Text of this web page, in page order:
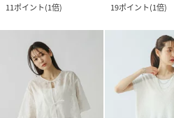
11ポイント(1倍)
19ポイント(1倍)